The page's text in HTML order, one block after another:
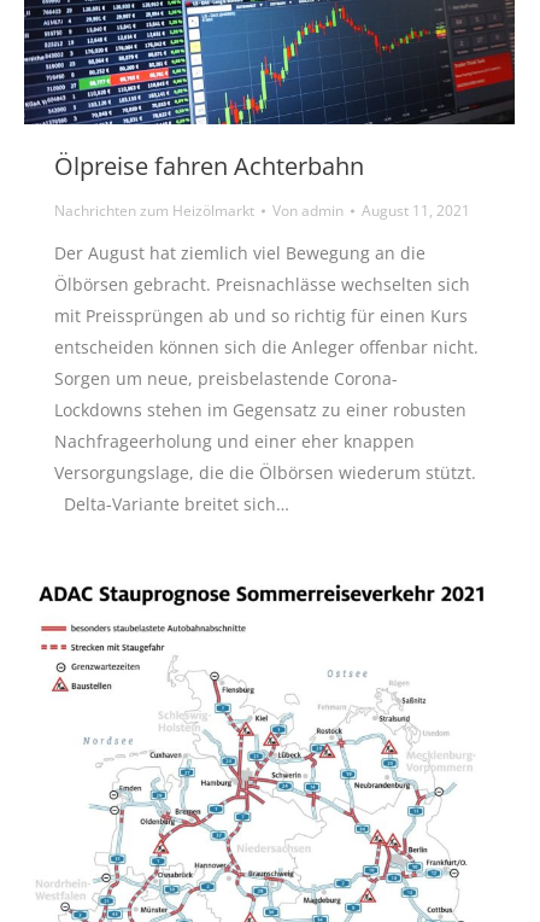
Ölpreise fahren Achterbahn
Nachrichten zum Heizölmarkt Vonadmin August 11, 2021
Der August hat ziemlich viel Bewegung an die
Ölbörsen gebracht. Preisnachlässe wechselten sich
mit Preissprüngen ab und so richtig für einen Kurs
entscheiden können sich die Anleger offenbar nicht.
Sorgen um neue, preisbelastende Corona-
Lockdowns stehen im Gegensatz zu einer robusten
Nachfrageerholung und einer eher knappen
Versorgungslage, die die Ölbörsen wiederum stützt.
Delta-Variante breitet sich…